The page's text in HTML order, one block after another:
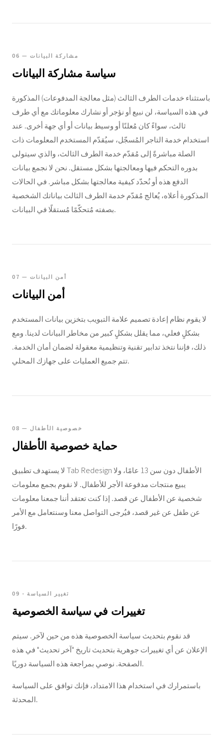
06 — مشاركة البيانات
سياسة مشاركة البيانات
باستثناء خدمات الطرف الثالث (مثل معالجة المدفوعات) المذكورة
في هذه السياسة، لن نبيع أو نؤجر أو نشارك معلوماتك مع أي طرف
ثالث، سواءً كان مُعلنًا أو وسيط بيانات أو أي جهة أخرى. عند
استخدام خدمة التاجر المُسجّل، سيُقدّم المستخدم المعلومات ذات
الصلة مباشرةً إلى مُقدّم خدمة الطرف الثالث، والذي سيتولى
بدوره التحكم فيها ومعالجتها بشكل مستقل. نحن لا نجمع بيانات
الدفع هذه أو نُحدّد كيفية معالجتها بشكل مباشر. في الحالات
المذكورة أعلاه، يُعالج مُقدّم خدمة الطرف الثالث بياناتك الشخصية
بصفته مُتحكّمًا مُستقلًا في البيانات.
07 — أمن البيانات
أمن البيانات
لا يقوم نظام إعادة تصميم علامة التبويب بتخزين بيانات المستخدم
بشكلٍ فعلي، مما يقلل بشكلٍ كبير من مخاطر البيانات لدينا. ومع
ذلك، فإننا نتخذ تدابير تقنية وتنظيمية معقولة لضمان أمان الخدمة.
تتم جميع العمليات على جهازك المحلي.
08 — خصوصية الأطفال
حماية خصوصية الأطفال
لا يستهدف تطبيق Tab Redesign الأطفال دون سن 13 عامًا، ولا
يبيع منتجات مدفوعة الأجر للأطفال. لا نقوم بجمع معلومات
شخصية عن الأطفال عن قصد. إذا كنت تعتقد أننا جمعنا معلومات
عن طفل عن غير قصد، فيُرجى التواصل معنا وسنتعامل مع الأمر
فورًا.
09 - تغيير السياسة
تغييرات في سياسة الخصوصية
قد نقوم بتحديث سياسة الخصوصية هذه من حين لآخر. سيتم
الإعلان عن أي تغييرات جوهرية بتحديث تاريخ "آخر تحديث" في هذه
الصفحة. نوصي بمراجعة هذه السياسة دوريًا.
باستمرارك في استخدام هذا الامتداد، فإنك توافق على السياسة
المحدثة.